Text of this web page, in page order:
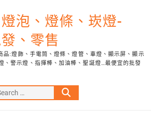
泡、燈條、崁燈-
、零售
品:燈飾、手電筒、燈條、燈管、車燈、顯示屏、顯示
、警示燈、指揮棒、加油棒、聖誕燈…最便宜的批發
Search
…